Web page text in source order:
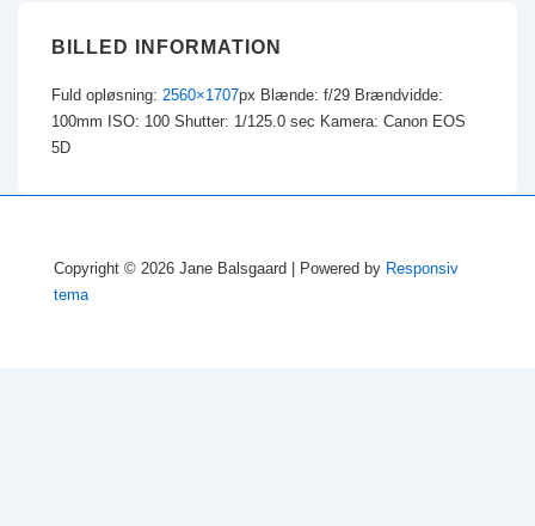
BILLED INFORMATION
Fuld opløsning: 2560×1707px Blænde: f/29 Brændvidde:
100mm ISO: 100 Shutter: 1/125.0 sec Kamera: Canon EOS
5D
Copyright © 2026 Jane Balsgaard | Powered by Responsiv
tema